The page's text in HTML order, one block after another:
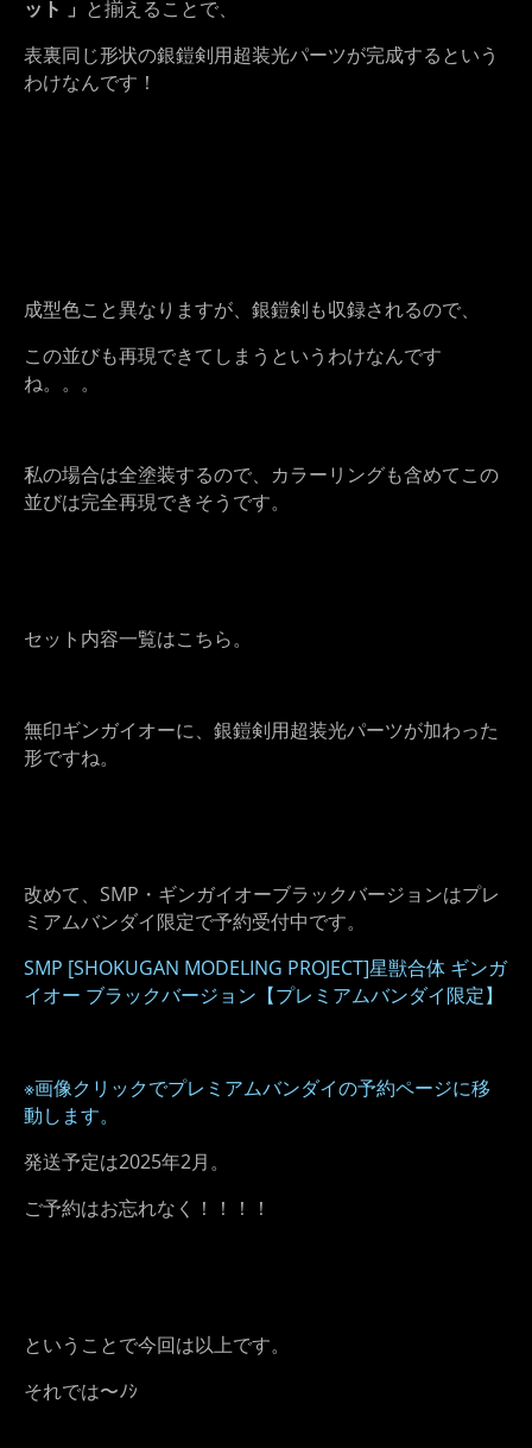
ット 」 と揃えることで、
表裏同じ形状の銀鎧剣用超装光パーツが完成するという
わけなんです！
成型色こと異なりますが、銀鎧剣も収録されるので、
この並びも再現できてしまうというわけなんです
ね。。。
私の場合は全塗装するので、カラーリングも含めてこの
並びは完全再現できそうです。
セット内容一覧はこちら。
無印ギンガイオーに、銀鎧剣用超装光パーツが加わった
形ですね。
改めて、SMP・ギンガイオーブラックバージョンはプレ
ミアムバンダイ限定で予約受付中です。
SMP [SHOKUGAN MODELING PROJECT]星獣合体 ギンガ
イオー ブラックバージョン【プレミアムバンダイ限定】
※画像クリックでプレミアムバンダイの予約ページに移
動します。
発送予定は2025年2月。
ご予約はお忘れなく！！！！
ということで今回は以上です。
それでは〜ﾉｼ